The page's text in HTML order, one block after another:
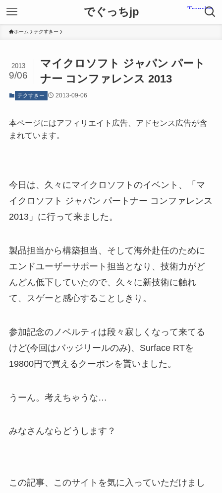
でぐっちjp
ホーム テクすきー
マイクロソフト ジャパン パート
ナー コンファレンス 2013
2013
9/06
テクすきー 2013-09-06
本ページにはアフィリエイト広告、アドセンス広告が含
まれています。
今日は、久々にマイクロソフトのイベント、「マ
イクロソフト ジャパン パートナー コンファレンス
2013」に行って来ました。
製品担当から構築担当、そして海外赴任のために
エンドユーザーサポート担当となり、技術力がど
んどん低下していたので、久々に新技術に触れ
て、スゲーと感心することしきり。
参加記念のノベルティは段々寂しくなって来てる
けど(今回はバッジリールのみ)、Surface RTを
19800円で買えるクーポンを貰いました。
うーん。考えちゃうな…
みなさんならどうします？
この記事、このサイトを気に入っていただけまし